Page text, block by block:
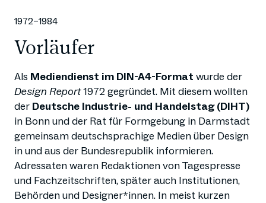
1972–1984
Vorläufer
Als Mediendienst im DIN-A4-Format wurde der
Design Report1972 gegründet. Mit diesem wollten
der Deutsche Industrie- und Handelstag (DIHT)
in Bonn und der Rat für Formgebung in Darmstadt
gemeinsam deutschsprachige Medien über Design
in und aus der Bundesrepublik informieren.
Adressaten waren Redaktionen von Tagespresse
und Fachzeitschriften, später auch Institutionen,
Behörden und Designer*innen. In meist kurzen